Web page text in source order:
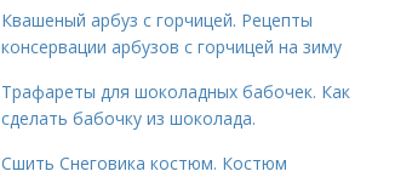
Квашеный арбуз с горчицей. Рецепты
консервации арбузов с горчицей на зиму
Трафареты для шоколадных бабочек. Как
сделать бабочку из шоколада.
Сшить Снеговика костюм. Костюм